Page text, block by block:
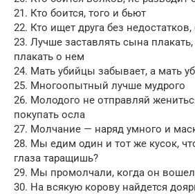
21. Кто боится, того и бьют
22. Кто ищет друга без недостатков,
23. Лучше заставлять сына
плакать о нем
24. Мать убийцы забывает, а мать
25. Многоопытный лучше мудрого
26. Молодого не отправляй
покупать осла
27. Молчание — наряд умного и
28. Мы едим один и тот же кусок,
глаза таращишь?
29. Мы промолчали, когда он
30. На всякую корову найдется